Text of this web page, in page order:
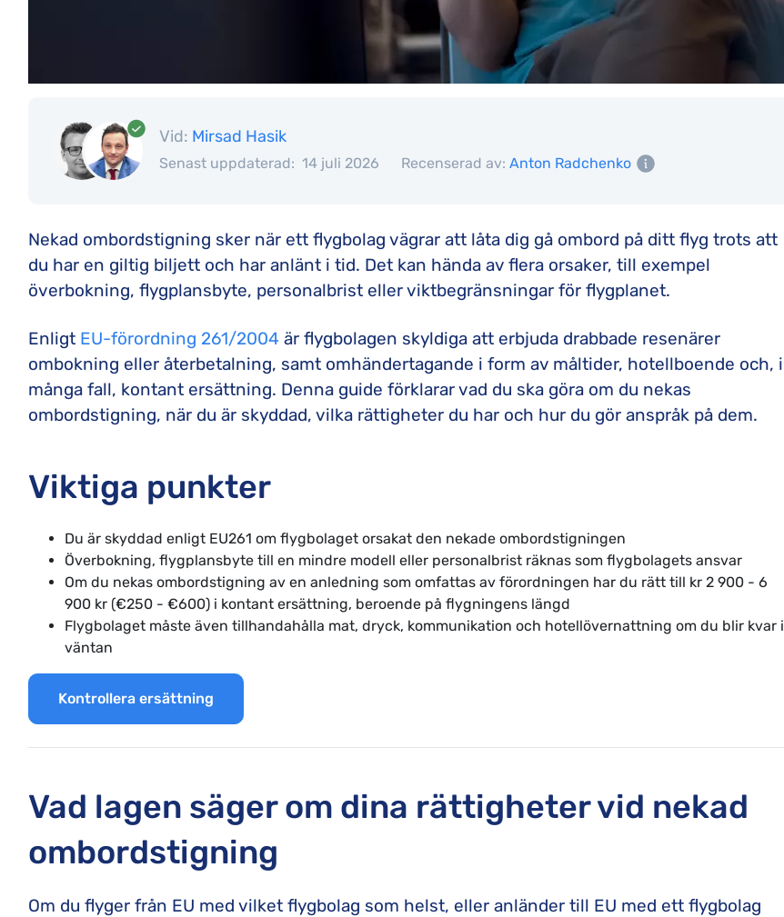
Vid: Mirsad Hasik
Senast uppdaterad: 14 juli 2026 Recenserad av: Anton Radchenko
Nekad ombordstigning sker när ett flygbolag vägrar att låta dig gå ombord på ditt flyg trots att
du har en giltig biljett och har anlänt i tid. Det kan hända av flera orsaker, till exempel
överbokning, flygplansbyte, personalbrist eller viktbegränsningar för flygplanet.
Enligt EU-förordning 261/2004 är flygbolagen skyldiga att erbjuda drabbade resenärer
ombokning eller återbetalning, samt omhändertagande i form av måltider, hotellboende och, i
många fall, kontant ersättning. Denna guide förklarar vad du ska göra om du nekas
ombordstigning, när du är skyddad, vilka rättigheter du har och hur du gör anspråk på dem.
Viktiga punkter
Du är skyddad enligt EU261 om flygbolaget orsakat den nekade ombordstigningen
Överbokning, flygplansbyte till en mindre modell eller personalbrist räknas som flygbolagets ansvar
Om du nekas ombordstigning av en anledning som omfattas av förordningen har du rätt till kr 2 900 - 6
900 kr (€250 - €600) i kontant ersättning, beroende på flygningens längd
Flygbolaget måste även tillhandahålla mat, dryck, kommunikation och hotellövernattning om du blir kvar i
väntan
Kontrollera ersättning
Vad lagen säger om dina rättigheter vid nekad
ombordstigning
Om du flyger från EU med vilket flygbolag som helst, eller anländer till EU med ett flygbolag